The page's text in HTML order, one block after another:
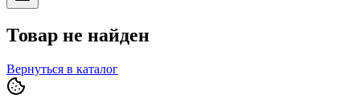
Товар не найден
Вернуться в каталог